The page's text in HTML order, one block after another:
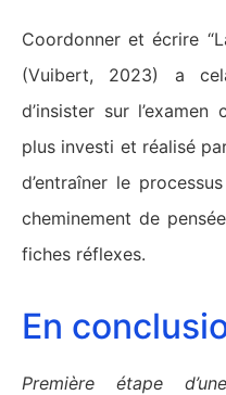
Coordonner et écrire
(Vuibert, 2023) a
d’insister sur
plus investi et réalisé
d’entraîner le
cheminement de
fiches réflexes.
En
Première étape